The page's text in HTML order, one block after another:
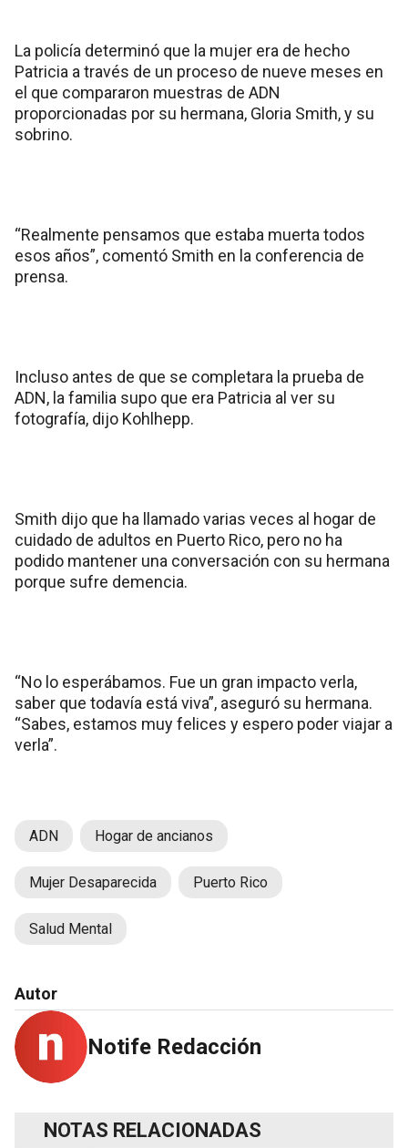
La policía determinó que la mujer era de hecho
Patricia a través de un proceso de nueve meses en
el que compararon muestras de ADN
proporcionadas por su hermana, Gloria Smith, y su
sobrino.
“Realmente pensamos que estaba muerta todos
esos años”, comentó Smith en la conferencia de
prensa.
Incluso antes de que se completara la prueba de
ADN, la familia supo que era Patricia al ver su
fotografía, dijo Kohlhepp.
Smith dijo que ha llamado varias veces al hogar de
cuidado de adultos en Puerto Rico, pero no ha
podido mantener una conversación con su hermana
porque sufre demencia.
“No lo esperábamos. Fue un gran impacto verla,
saber que todavía está viva”, aseguró su hermana.
“Sabes, estamos muy felices y espero poder viajar a
verla”.
ADN Hogar de ancianos
Mujer Desaparecida Puerto Rico
Salud Mental
Autor
Notife Redacción
NOTAS RELACIONADAS